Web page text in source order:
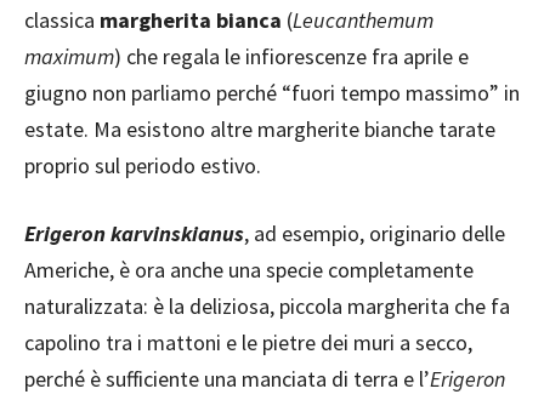
classica margherita bianca (Leucanthemum
maximum) che regala le infiorescenze fra aprile e
giugno non parliamo perché “fuori tempo massimo” in
estate. Ma esistono altre margherite bianche tarate
proprio sul periodo estivo.
Erigeron karvinskianus, ad esempio, originario delle
Americhe, è ora anche una specie completamente
naturalizzata: è la deliziosa, piccola margherita che fa
capolino tra i mattoni e le pietre dei muri a secco,
perché è sufficiente una manciata di terra e l’Erigeron